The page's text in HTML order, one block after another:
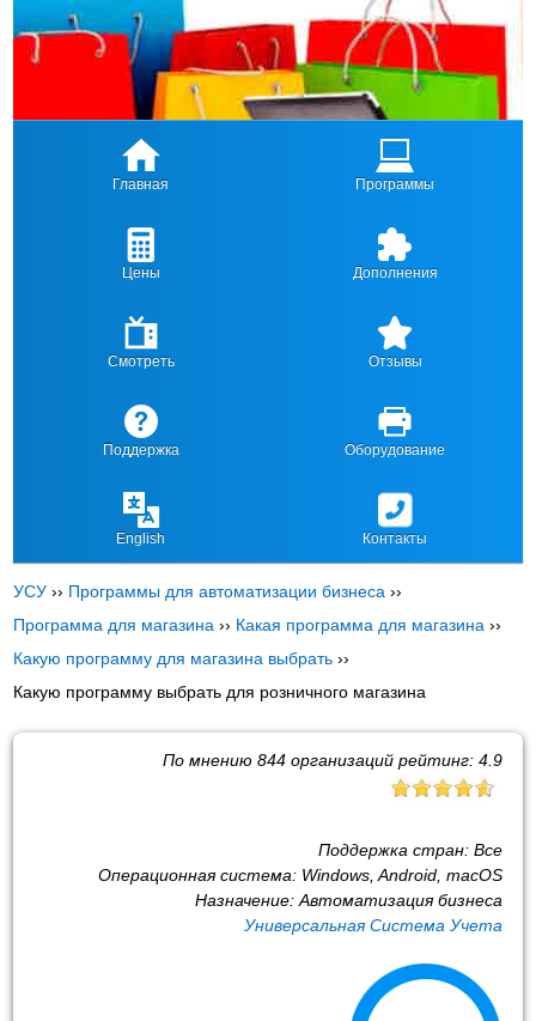
Главная Программы
Цены Дополнения
Смотреть Отзывы
Поддержка Оборудование
English Контакты
УСУ ›› Программы для автоматизации бизнеса ››
Программа для магазина ›› Какая программа для магазина ››
Какую программу для магазина выбрать ››
Какую программу выбрать для розничного магазина
По мнению 844организаций рейтинг: 4.9
Поддержка стран: Все
Операционная система: Windows, Android, macOS
Назначение: Автоматизация бизнеса
Универсальная Система Учета